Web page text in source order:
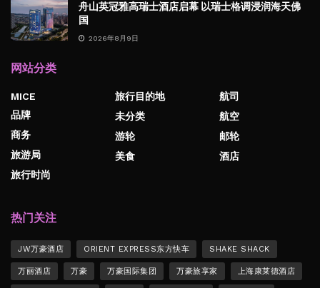
舟山英冠雅高瑞士酒店启幕 以瑞士格调浸润海天佛
国
2026年8月9日
网站分类
MICE
品牌
商务
旅游局
旅行时尚
旅行目的地
未分类
游轮
美食
航司
航空
邮轮
酒店
热门关注
JW万豪酒店 ORIENT EXPRESS东方快车 SHAKE SHACK
万丽酒店 万豪 万豪国际集团 万豪旅享家 上海康莱德酒店